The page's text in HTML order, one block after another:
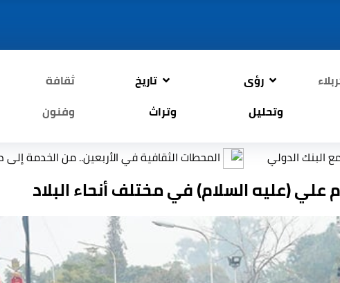
رؤى
وتحليل
تاريخ
وتراث
ثقافة
وفنون
المحطات الثقافية في الأربعين.. من الخدمة إلى صناعة الوعي
علي (عليه السلام) في مختلف أنحاء البلاد